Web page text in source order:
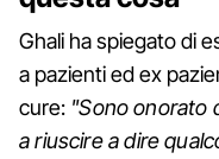
Ghali ha spiegato di
a pazienti ed ex
cure: "Sono onorato
a riuscire a dire